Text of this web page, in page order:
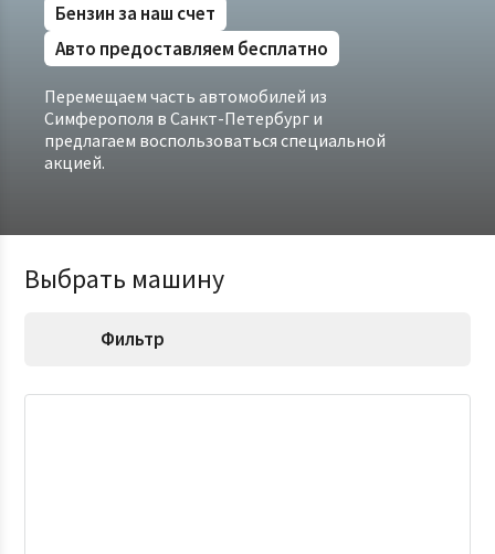
Бензин за наш счет
Авто предоставляем бесплатно
Перемещаем часть автомобилей из
Симферополя в Санкт-Петербург и
предлагаем воспользоваться специальной
акцией.
Выбрать машину
Фильтр